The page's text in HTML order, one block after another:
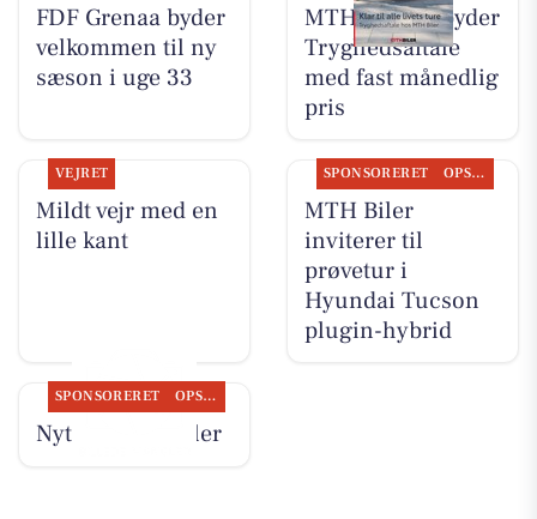
FDF Grenaa byder
velkommen til ny
sæson i uge 33
MTH Biler tilbyder
Tryghedsaftale
med fast månedlig
pris
VEJRET
Mildt vejr med en
lille kant
SPONSORERET OPSLAGSTAVLEN
MTH Biler
inviterer til
prøvetur i
Hyundai Tucson
plugin-hybrid
SPONSORERET OPSLAGSTAVLEN
Nyt fra MTH Biler